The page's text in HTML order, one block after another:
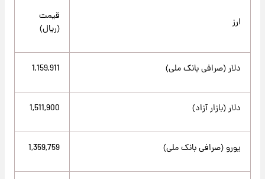
ارز
قیمت
(ریال)
دلار (صرافی بانک ملی) 1,159,911
دلار (بازار آزاد) 1,511,900
یورو (صرافی بانک ملی) 1,359,759